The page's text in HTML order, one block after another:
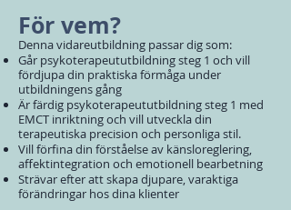
För vem?
Denna vidareutbildning passar dig som:
Går psykoterapeututbildning steg 1 och vill
fördjupa din praktiska förmåga under
utbildningens gång
Är färdig psykoterapeututbildning steg 1 med
EMCT inriktning och vill utveckla din
terapeutiska precision och personliga stil.
Vill förfina din förståelse av känsloreglering,
affektintegration och emotionell bearbetning
Strävar efter att skapa djupare, varaktiga
förändringar hos dina klienter